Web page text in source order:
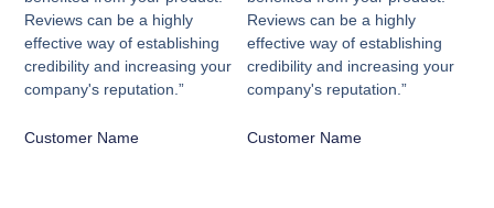
Reviews can be a highly
effective way of establishing
credibility and increasing your
company's reputation.”
Customer Name
Reviews can be a highly
effective way of establishing
credibility and increasing your
company's reputation.”
Customer Name